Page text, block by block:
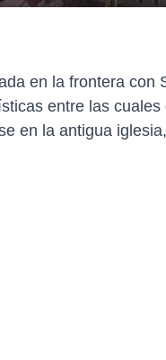
en la frontera
entre las
en la antigua